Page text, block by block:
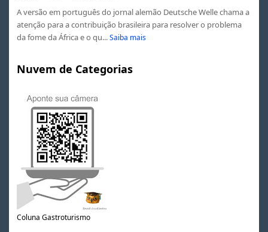
A versão em português do jornal alemão Deutsche Welle chama a
atenção para a contribuição brasileira para resolver o problema
da fome da África e o qu... Saiba mais
Nuvem de Categorias
Coluna Gastroturismo